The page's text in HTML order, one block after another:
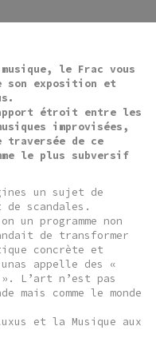
, le Frac vous
son exposition et
étroit entre les
improvisées,
traversée de ce
le plus subversif
un sujet de
scandales.
un programme non
de transformer
concrète et
appelle des «
L’art n’est pas
mais comme le monde
et la Musique aux